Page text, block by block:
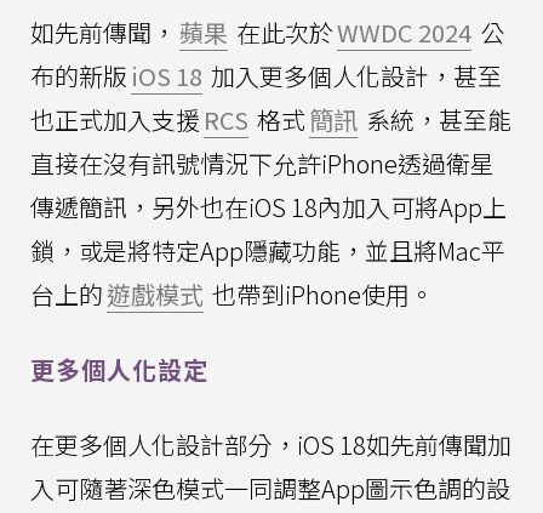
如先前傳聞， 蘋果 在此次於WWDC 2024 公
布的新版 iOS 18 加入更多個人化設計，甚至
也正式加入支援 RCS 格式簡訊 系統，甚至能
直接在沒有訊號情況下允許iPhone透過衛星
傳遞簡訊，另外也在iOS 18內加入可將App上
鎖，或是將特定App隱藏功能，並且將Mac平
台上的遊戲模式 也帶到iPhone使用。
更多個人化設定
在更多個人化設計部分，iOS 18如先前傳聞加
入可隨著深色模式一同調整App圖示色調的設